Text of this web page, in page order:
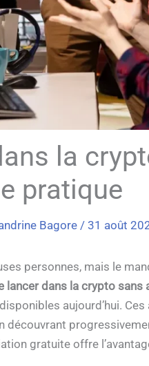
la
pratique
Bagore/31 août
personnes, mais le
lancer dans la crypto sans
aujourd’hui.
découvrant
gratuite offre